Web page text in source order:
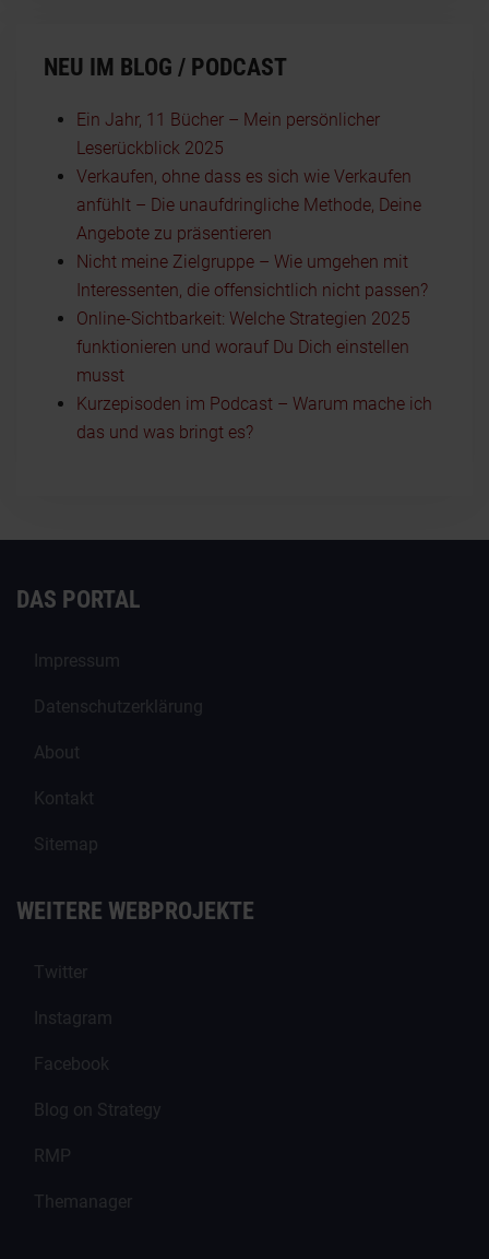
NEU IM BLOG / PODCAST
Ein Jahr, 11 Bücher – Mein persönlicher
Leserückblick 2025
Verkaufen, ohne dass es sich wie Verkaufen
anfühlt – Die unaufdringliche Methode, Deine
Angebote zu präsentieren
Nicht meine Zielgruppe – Wie umgehen mit
Interessenten, die offensichtlich nicht passen?
Online-Sichtbarkeit: Welche Strategien 2025
funktionieren und worauf Du Dich einstellen
musst
Kurzepisoden im Podcast – Warum mache ich
das und was bringt es?
DAS PORTAL
Impressum
Datenschutzerklärung
About
Kontakt
Sitemap
WEITERE WEBPROJEKTE
Twitter
Instagram
Facebook
Blog on Strategy
RMP
Themanager